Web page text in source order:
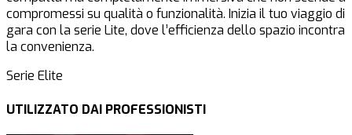
compromessi su qualità o funzionalità. Inizia il tuo viaggio di
gara con la serie Lite, dove l’efficienza dello spazio incontra
la convenienza.
Serie Elite
UTILIZZATO DAI PROFESSIONISTI